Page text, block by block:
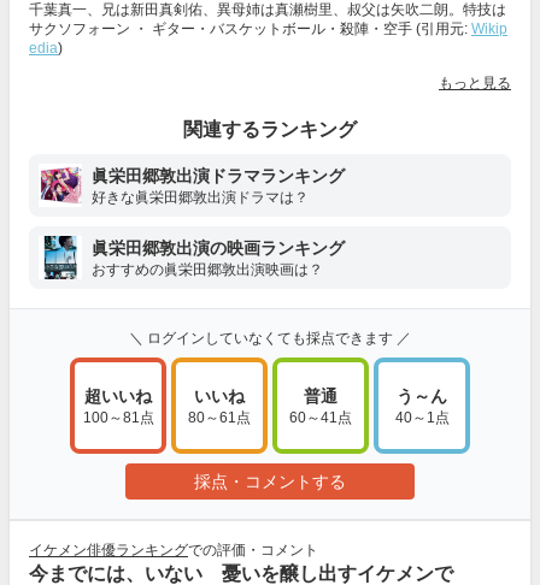
千葉真一、兄は新田真剣佑、異母姉は真瀬樹里、叔父は矢吹二朗。特技は
サクソフォーン ・ ギター・バスケットボール・殺陣・空手 (引用元: Wikip
edia)
もっと見る
関連するランキング
眞栄田郷敦出演ドラマランキング
好きな眞栄田郷敦出演ドラマは？
眞栄田郷敦出演の映画ランキング
おすすめの眞栄田郷敦出演映画は？
＼ ログインしていなくても採点できます ／
超いいね
100～81点
いいね
80～61点
普通
60～41点
う～ん
40～1点
採点・コメントする
イケメン俳優ランキングでの評価・コメント
今までには、いない 憂いを醸し出すイケメンで